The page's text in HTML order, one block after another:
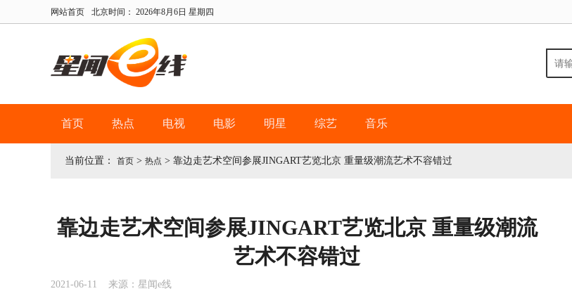
网站首页 北京时间： 2026年8月6日 星期四
首页 热点 电视 电影 明星 综艺 音乐
当前位置： 首页 > 热点 > 靠边走艺术空间参展JINGART艺览北京 重量级潮流艺术不容错过
靠边走艺术空间参展JINGART艺览北京 重量级潮流
艺术不容错过
2021-06-11 来源：星闻e线